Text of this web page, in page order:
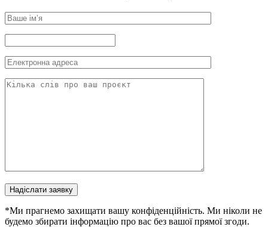
Надіслати заявку
*Ми прагнемо захищати вашу конфіденційність. Ми ніколи не
будемо збирати інформацію про вас без вашої прямої згоди.